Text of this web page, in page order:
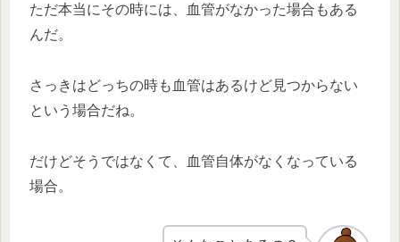
ただ本当にその時には、血管がなかった場合もある
んだ。
さっきはどっちの時も血管はあるけど見つからない
という場合だね。
だけどそうではなくて、血管自体がなくなっている
場合。